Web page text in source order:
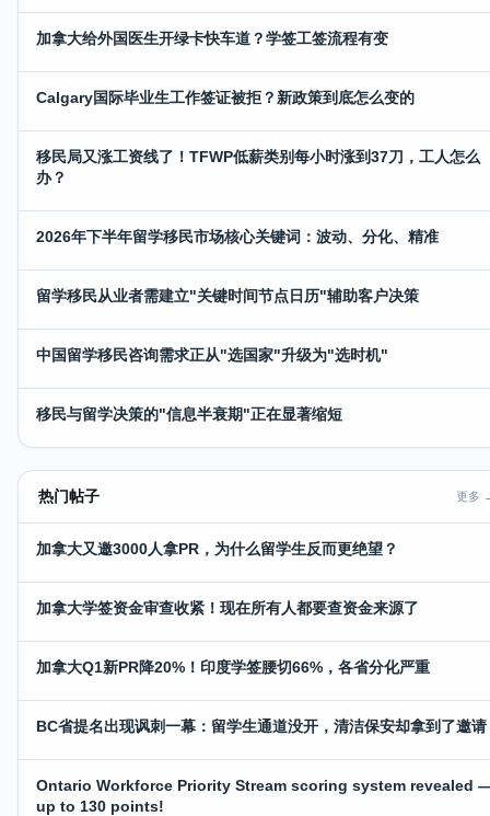
加拿大给外国医生开绿卡快车道？学签工签流程有变
Calgary国际毕业生工作签证被拒？新政策到底怎么变的
移民局又涨工资线了！TFWP低薪类别每小时涨到37刀，工人怎么
办？
2026年下半年留学移民市场核心关键词：波动、分化、精准
留学移民从业者需建立"关键时间节点日历"辅助客户决策
中国留学移民咨询需求正从"选国家"升级为"选时机"
移民与留学决策的"信息半衰期"正在显著缩短
热门帖子 更多
加拿大又邀3000人拿PR，为什么留学生反而更绝望？
加拿大学签资金审查收紧！现在所有人都要查资金来源了
加拿大Q1新PR降20%！印度学签腰切66%，各省分化严重
BC省提名出现讽刺一幕：留学生通道没开，清洁保安却拿到了邀请
Ontario Workforce Priority Stream scoring system revealed
up to 130 points!